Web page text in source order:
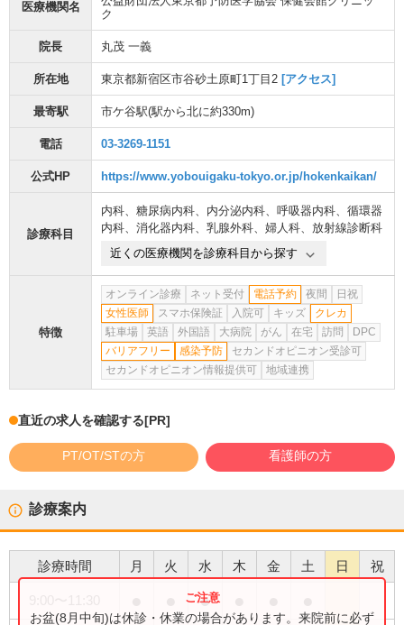
医療機関名
ク
院長 丸茂 一義
所在地 東京都新宿区市谷砂土原町1丁目2 [アクセス]
最寄駅 市ケ谷駅(駅から北に約330m)
電話 03-3269-1151
公式HP https://www.yobouigaku-tokyo.or.jp/hokenkaikan/
診療科目
内科、 糖尿病内科、 内分泌内科、 呼吸器内科、 循環器
内科、 消化器内科、 乳腺外科、 婦人科、 放射線診断科
近くの医療機関を診療科目から探す
特徴
オンライン診療 ネット受付 電話予約 夜間
日祝
女性医師
スマホ保険証 入院可 キッズ
クレカ
駐車場
英語 外国語 大病院 がん 在宅 訪問
DPC
バリアフリー
感染予防
セカンドオピニオン受診可
セカンドオピニオン情報提供可
地域連携
直近の求人を確認する[PR]
PT/OT/STの方 看護師の方
診療案内
診療時間 月 火 水 木 金 土 日 祝
●
お盆(8月中旬)は休診・休業の場合があります。来院前に必ず